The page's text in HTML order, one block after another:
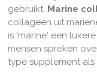
gebruikt. Marine
collageen uit
is 'marine' een
mensen spreken
type supplement als